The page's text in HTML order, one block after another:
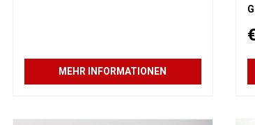
MEHR INFORMATIONEN